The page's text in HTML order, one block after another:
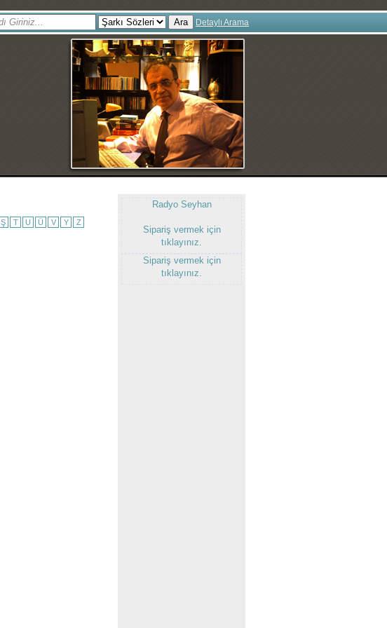
Ara Detaylı Arama
Ş T U Ü V Y Z
Radyo Seyhan
Sipariş vermek için
tıklayınız.
Sipariş vermek için
tıklayınız.